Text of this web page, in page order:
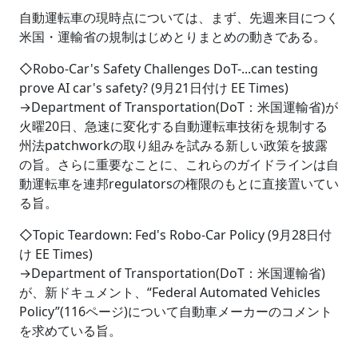
自動運転車の現時点については、まず、先週来目につく
米国・運輸省の規制はじめとりまとめの動きである。
◇Robo-Car's Safety Challenges DoT-...can testing
prove AI car's safety? (9月21日付け EE Times)
→Department of Transportation(DoT：米国運輸省)が
火曜20日、急速に変化する自動運転車技術を規制する
州法patchworkの取り組みを試みる新しい政策を披露
の旨。さらに重要なことに、これらのガイドラインは自
動運転車を連邦regulatorsの権限のもとに直接置いてい
る旨。
◇Topic Teardown: Fed's Robo-Car Policy (9月28日付
け EE Times)
→Department of Transportation(DoT：米国運輸省)
が、新ドキュメント、“Federal Automated Vehicles
Policy”(116ページ)について自動車メーカーのコメント
を求めている旨。